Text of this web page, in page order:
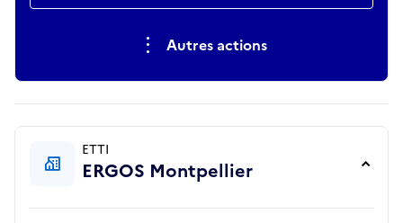
Autres actions
ETTI
ERGOS Montpellier